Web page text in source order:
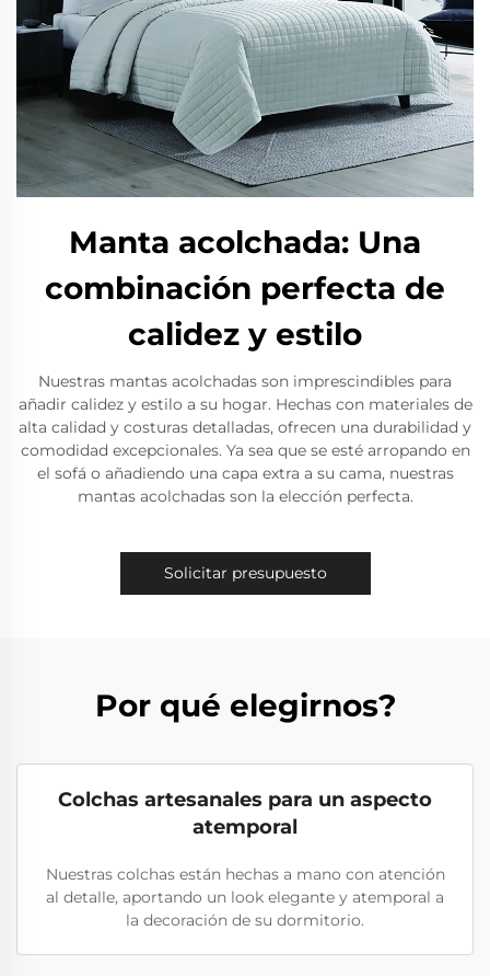
Manta acolchada: Una
combinación perfecta de
calidez y estilo
Nuestras mantas acolchadas son imprescindibles para
añadir calidez y estilo a su hogar. Hechas con materiales de
alta calidad y costuras detalladas, ofrecen una durabilidad y
comodidad excepcionales. Ya sea que se esté arropando en
el sofá o añadiendo una capa extra a su cama, nuestras
mantas acolchadas son la elección perfecta.
Solicitar presupuesto
Por qué elegirnos?
Colchas artesanales para un aspecto
atemporal
Nuestras colchas están hechas a mano con atención
al detalle, aportando un look elegante y atemporal a
la decoración de su dormitorio.